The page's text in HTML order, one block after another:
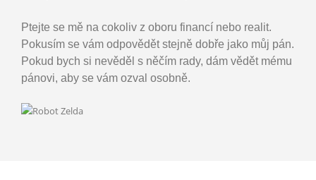
Ptejte se mě na cokoliv z oboru financí nebo realit.
Pokusím se vám odpovědět stejně dobře jako můj pán.
Pokud bych si nevěděl s něčím rady, dám vědět mému
pánovi, aby se vám ozval osobně.